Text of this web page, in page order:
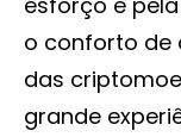
o conforto de
das
grande